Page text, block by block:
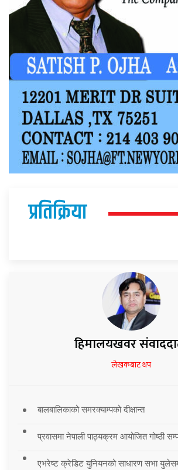
प्रतिक्रिया
हिमालयखवर
लेखकबाट थप
बालबालिकाको समरक्याम्पको दीक्षान्त
प्रवासमा नेपाली पाठ्यक्रम आयोजित गोष्ठी
एभरेष्ट क्रेडिट युनियनको साधारण सभा